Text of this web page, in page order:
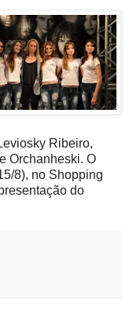
Ribeiro,
Orchanheski. O
8), no Shopping
do